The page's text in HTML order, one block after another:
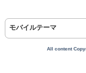
モバイルテーマ
All content